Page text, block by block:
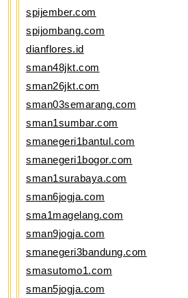
spijember.com
spijombang.com
dianflores.id
sman48jkt.com
sman26jkt.com
sman03semarang.com
sman1sumbar.com
smanegeri1bantul.com
smanegeri1bogor.com
sman1surabaya.com
sman6jogja.com
sma1magelang.com
sman9jogja.com
smanegeri3bandung.com
smasutomo1.com
sman5jogja.com